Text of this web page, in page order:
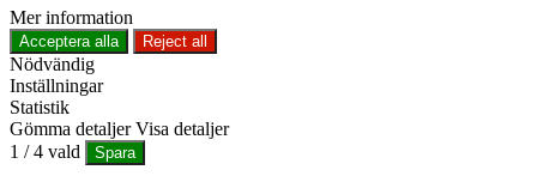
Mer information
Acceptera alla Reject all
Nödvändig
Inställningar
Statistik
Gömma detaljer Visa detaljer
1 /4 vald Spara